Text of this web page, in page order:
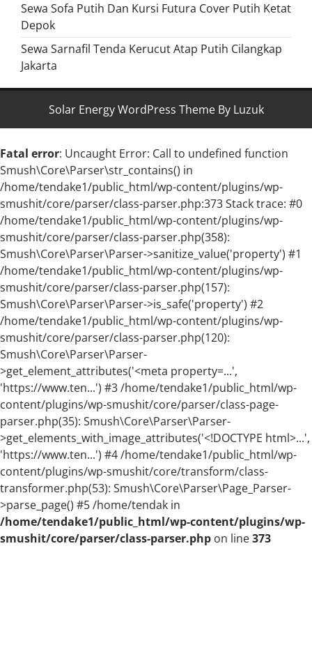
Sewa Sofa Putih Dan Kursi Futura Cover Putih Ketat
Depok
Sewa Sarnafil Tenda Kerucut Atap Putih Cilangkap
Jakarta
Solar Energy WordPress Theme By Luzuk
Fatal error: Uncaught Error: Call to undefined function
Smush\Core\Parser\str_contains() in
/home/tendake1/public_html/wp-content/plugins/wp-
smushit/core/parser/class-parser.php:373 Stack trace: #0
/home/tendake1/public_html/wp-content/plugins/wp-
smushit/core/parser/class-parser.php(358):
Smush\Core\Parser\Parser->sanitize_value('property') #1
/home/tendake1/public_html/wp-content/plugins/wp-
smushit/core/parser/class-parser.php(157):
Smush\Core\Parser\Parser->is_safe('property') #2
/home/tendake1/public_html/wp-content/plugins/wp-
smushit/core/parser/class-parser.php(120):
Smush\Core\Parser\Parser-
>get_element_attributes('<meta property=...',
'https://www.ten...') #3 /home/tendake1/public_html/wp-
content/plugins/wp-smushit/core/parser/class-page-
parser.php(35): Smush\Core\Parser\Parser-
>get_elements_with_image_attributes('<!DOCTYPE html>...',
'https://www.ten...') #4 /home/tendake1/public_html/wp-
content/plugins/wp-smushit/core/transform/class-
transformer.php(53): Smush\Core\Parser\Page_Parser-
>parse_page() #5 /home/tendak in
/home/tendake1/public_html/wp-content/plugins/wp-
smushit/core/parser/class-parser.php on line373